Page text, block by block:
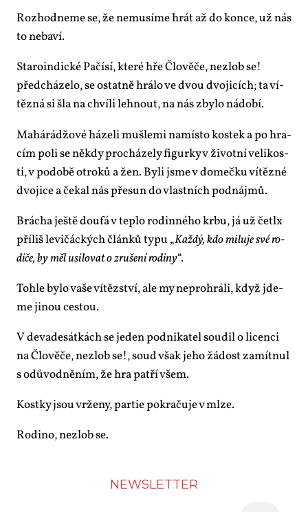
Roz­hod­ne­me se, že ne­mu­sí­me hrát až do kon­ce, už nás
to ne­ba­ví.
Sta­ro­in­dic­ké Pa­čí­sí, kte­ré hře Člo­vě­če, ne­zlob se!
před­chá­ze­lo, se ostat­ně hrá­lo ve dvou dvo­ji­cích; ta ví­
těz­ná si šla na chví­li leh­nout, na nás zby­lo ná­do­bí.
Ma­hárádžo­vé há­ze­li mušle­mi na­mís­to kos­tek a po hra­
cím po­li se ně­kdy pro­chá­ze­ly fi­gur­ky v ži­vot­ní ve­li­kos­
ti, v po­do­bě ot­ro­ků a žen. By­li jsme v do­meč­ku ví­těz­né
dvo­ji­ce a če­kal nás pře­sun do vlast­ních pod­ná­jmů.
Brá­cha ješ­tě dou­fá v tep­lo ro­din­né­ho kr­bu, já už četlx
pří­liš le­vi­čác­kých člán­ků ty­pu „Kaž­dý, kdo mi­lu­je své ro­
di­če, by měl usi­lo­vat o zru­še­ní ro­di­ny“.
To­hle by­lo va­še ví­těz­ství, ale my ne­pro­hrá­li, když jde­
me ji­nou ces­tou.
V de­va­de­sát­kách se je­den pod­ni­ka­tel sou­dil o li­cen­ci
na Člo­vě­če, ne­zlob se!, soud však je­ho žá­dost za­mít­nul
s odů­vod­ně­ním, že hra pat­ří všem.
Kost­ky jsou vr­že­ny, par­tie po­kra­ču­je v ml­ze.
Ro­di­no, ne­zlob se.
NEWS­LET­TER